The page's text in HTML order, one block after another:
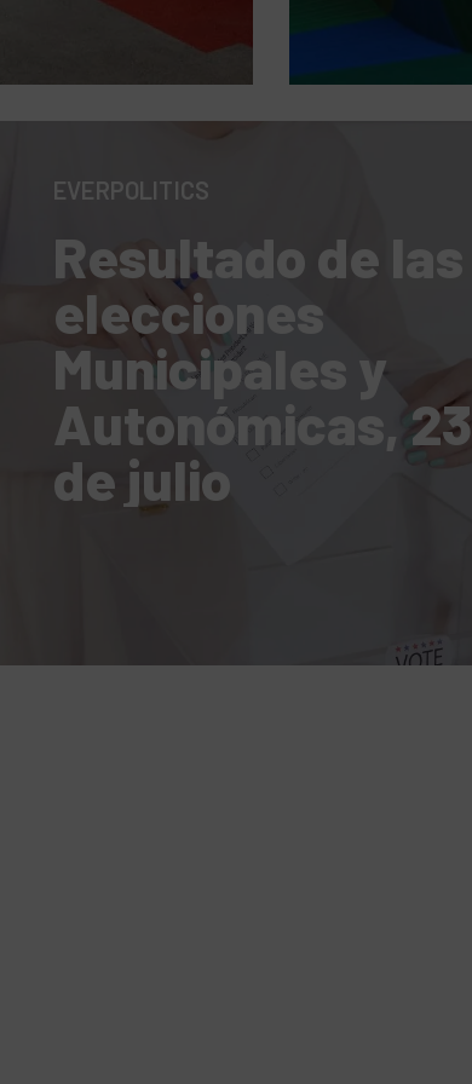
EVERPOLITICS
Resultado de las
elecciones
Municipales y
Autonómicas, 23
de julio